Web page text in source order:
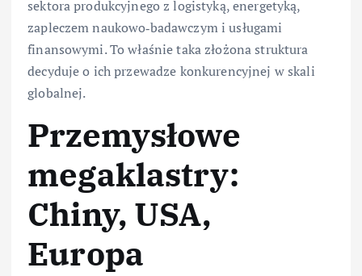
sektora produkcyjnego z logistyką, energetyką,
zapleczem naukowo‑badawczym i usługami
finansowymi. To właśnie taka złożona struktura
decyduje o ich przewadze konkurencyjnej w skali
globalnej.
Przemysłowe
megaklastry:
Chiny, USA,
Europa